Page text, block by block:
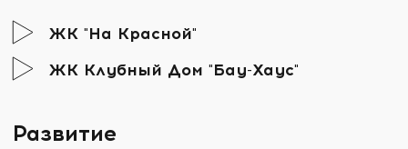
ЖК "На Красной"
ЖК Клубный Дом "Бау-Хаус"
Развитие